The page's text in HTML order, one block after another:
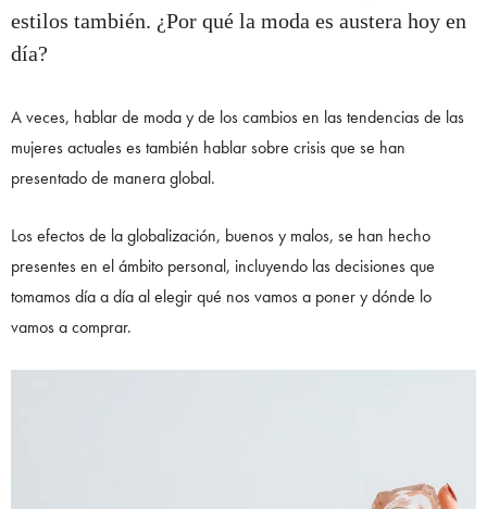
estilos también. ¿Por qué la moda es austera hoy en
día?
A veces, hablar de moda y de los cambios en las tendencias de las
mujeres actuales es también hablar sobre crisis que se han
presentado de manera global.
Los efectos de la globalización, buenos y malos, se han hecho
presentes en el ámbito personal, incluyendo las decisiones que
tomamos día a día al elegir qué nos vamos a poner y dónde lo
vamos a comprar.